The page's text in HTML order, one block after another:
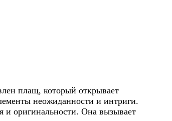
плащ, который открывает
неожиданности и интриги.
и оригинальности. Она вызывает